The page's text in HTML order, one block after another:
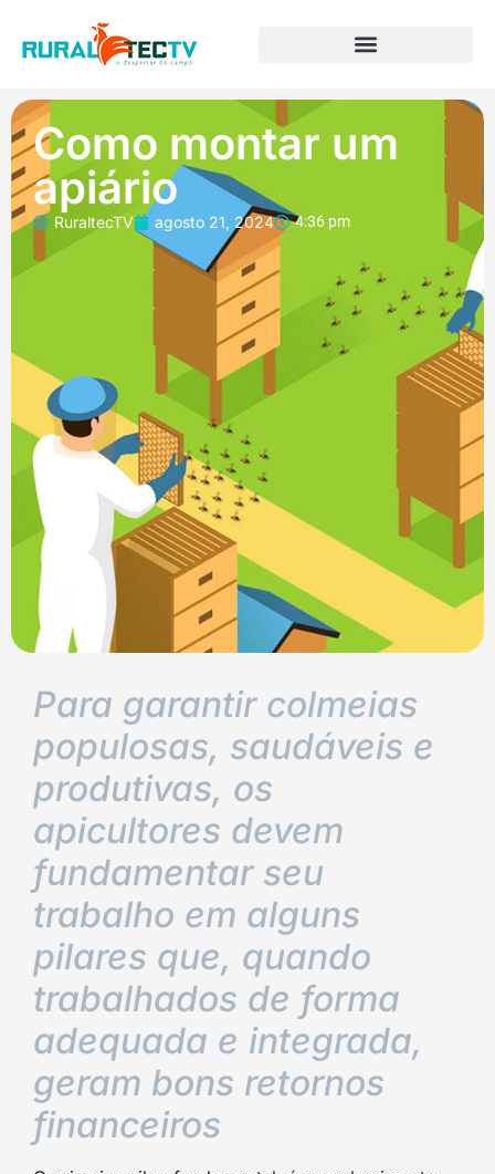
Como montar um
apiário
RuraltecTV agosto 21, 2024 4:36 pm
Para garantir colmeias
populosas, saudáveis e
produtivas, os
apicultores devem
fundamentar seu
trabalho em alguns
pilares que, quando
trabalhados de forma
adequada e integrada,
geram bons retornos
financeiros